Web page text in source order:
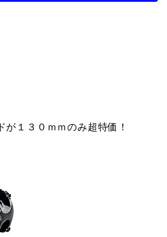
１３０ｍｍのみ超特価！